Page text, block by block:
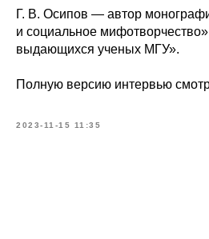
Г. В. Осипов — автор
и социальное
выдающихся ученых МГУ».
Полную версию интервью
2023-11-15 11:35